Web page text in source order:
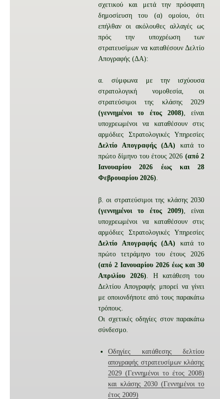
σχετικού και μετά την πρόσφατη
δημοσίευση του (α) ομοίου, ότι
επήλθαν οι ακόλουθες αλλαγές ως
πρός την υποχρέωση των
στρατευσίμων να καταθέσουν Δελτίο
Απογραφής (ΔΑ):
α. σύμφωνα με την ισχύουσα
στρατολογική νομοθεσία, οι
στρατεύσιμοι της κλάσης 2029
(γεννημένοι το έτος 2008), είναι
υποχρεωμένοι να καταθέσουν στις
αρμόδιες Στρατολογικές Υπηρεσίες
Δελτίο Απογραφής (ΔΑ) κατά το
πρώτο δίμηνο του έτους 2026 (από 2
Ιανουαρίου 2026 έως και 28
Φεβρουαρίου 2026).
β. οι στρατεύσιμοι της κλάσης 2030
(γεννημένοι το έτος 2009) , είναι
υποχρεωμένοι να καταθέσουν στις
αρμόδιες Στρατολογικές Υπηρεσίες
Δελτίο Απογραφής (ΔΑ) κατά το
πρώτο τετράμηνο του έτους 2026
(από 2 Ιανουαρίου 2026 έως και 30
Απριλίου 2026) . Η κατάθεση του
Δελτίου Απογραφής μπορεί να γίνει
με οποιονδήποτε από τους παρακάτω
τρόπους.
Οι σχετικές οδηγίες στον παρακάτω
σύνδεσμο.
Οδηγίες κατάθεσης δελτίου
απογραφής στρατευσίμων κλάσης
2029 (Γεννημένοι το έτος 2008)
και κλάσης 2030 (Γεννημένοι το
έτος 2009)